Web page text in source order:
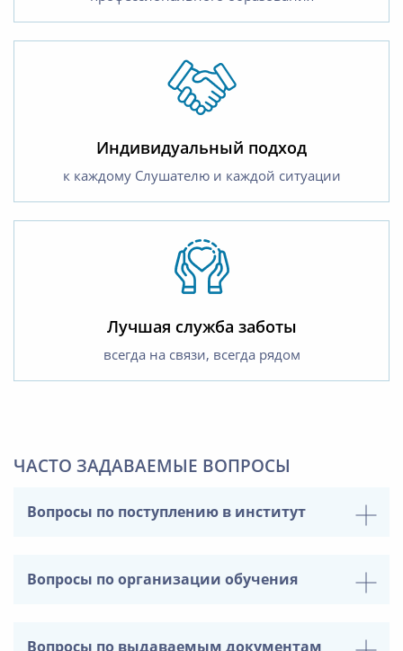
Индивидуальный подход
к каждому Слушателю и каждой ситуации
Лучшая служба заботы
всегда на связи, всегда рядом
ЧАСТО ЗАДАВАЕМЫЕ ВОПРОСЫ
Вопросы по поступлению в институт
Вопросы по организации обучения
Вопросы по выдаваемым документам